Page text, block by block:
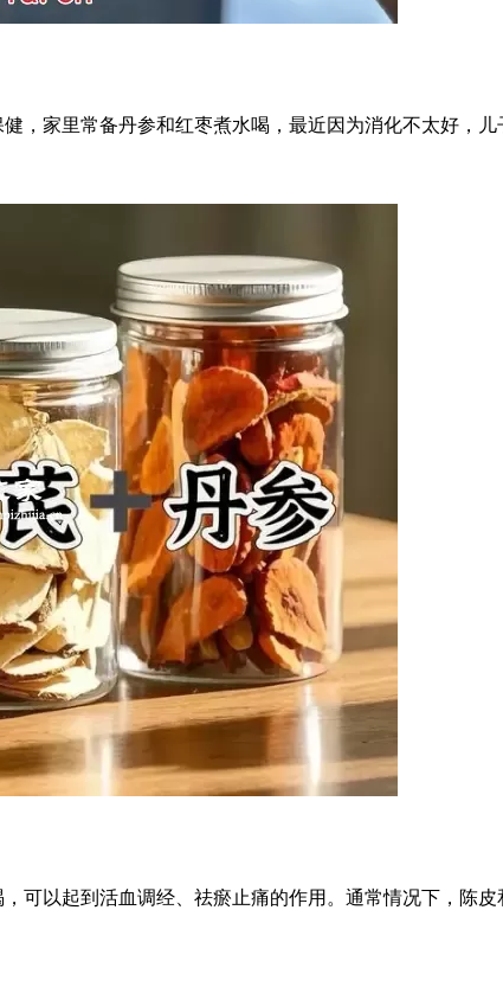
，家里常备丹参和红枣煮水喝，最近因为消化不太好，
可以起到活血调经、祛瘀止痛的作用。通常情况下，陈